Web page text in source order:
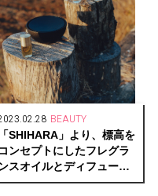
BEAUTY
「SHIHARA」より、標高を
コンセプトにしたフレグラ
スオイルとディフューザ
が発売中